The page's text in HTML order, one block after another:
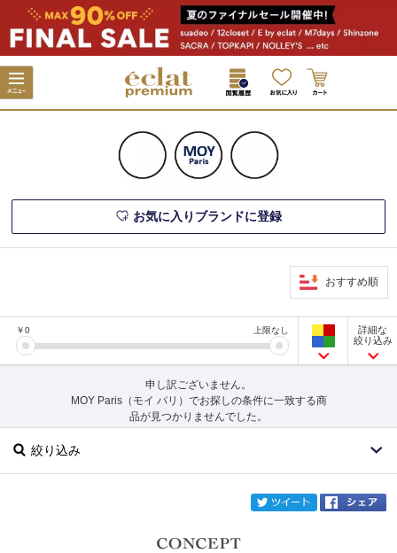
お気に入りブランドに登録
おすすめ順
￥0 上限なし
詳細な
絞り込み
申し訳ございません。
MOY Paris（モイ パリ）でお探しの条件に一致する商
品が見つかりませんでした。
絞り込み